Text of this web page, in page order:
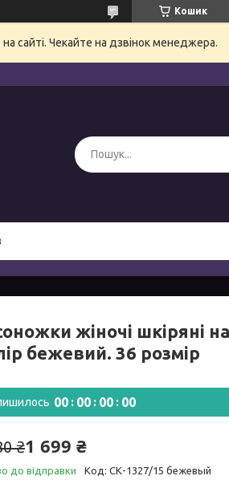
Кошик
сайті. Чекайте на дзвінок менеджера.
жіночі шкіряні
бежевий. 36 розмір
00 00 00 00
₴1 699 ₴
до відправки Код: СК-1327/15 бежевый